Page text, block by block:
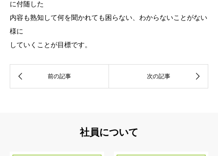
に付随した
内容も熟知して何を聞かれても困らない、わからないことがない
様に
していくことが目標です。
社員について